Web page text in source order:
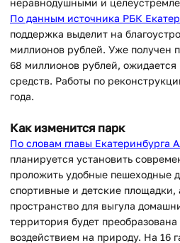
неравнодушными и
По данным источника РБК
поддержка выделит на
миллионов рублей. Уже получен
68 миллионов рублей, ожидается
средств. Работы по
года.
Как изменится парк
По словам главы Екатеринбурга
планируется установить
проложить удобные пешеходные
спортивные и детские площадки,
пространство для выгула
территория будет
воздействием на природу. На 16